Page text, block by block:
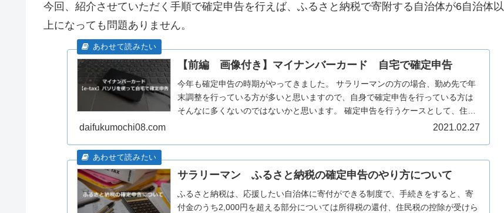
今回、紹介させていただく手順で確定申告を行えば、ふるさと納税で寄附する自治体が6自治体以
上になっても問題ありません。
【前編 画像付き】マイナンバーカード 自宅で確定申告
今年も確定申告の時期がやってきました。 サラリーマンの方の場合、勤め先で年
末調整を行っている方が多いと思いますので、自身で確定申告を行っている方は
そんなに多くないのではないかと思います。 確定申告を行うケースとして、住
daifukumochi08.com 2021.02.27
サラリーマン ふるさと納税の確定申告のやり方について
ふるさと納税は、応援したい自治体に寄付ができる制度で、手続きをすると、寄
付金のうち2,000円を超える部分については所得税の還付、住民税の控除が受けら